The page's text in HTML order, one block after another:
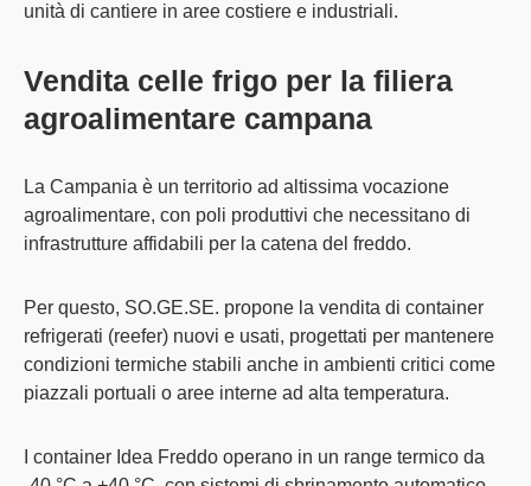
unità di cantiere in aree costiere e industriali.
Vendita celle frigo per la filiera
agroalimentare campana
La Campania è un territorio ad altissima vocazione
agroalimentare, con poli produttivi che necessitano di
infrastrutture affidabili per la catena del freddo.
Per questo, SO.GE.SE. propone la vendita di container
refrigerati (reefer) nuovi e usati, progettati per mantenere
condizioni termiche stabili anche in ambienti critici come
piazzali portuali o aree interne ad alta temperatura.
container Idea Freddo operano in un range termico da